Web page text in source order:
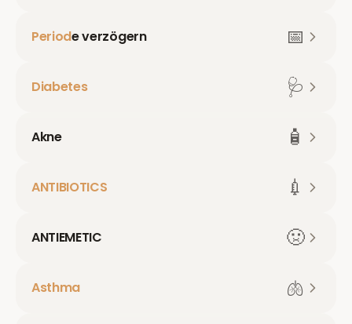
Periode verzögern 📅
Diabetes 🩺
Akne 🧴
ANTIBIOTICS 💉
ANTIEMETIC 🤢
Asthma 🫁